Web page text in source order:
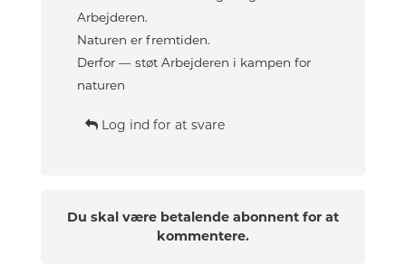
Arbejderen.
Naturen er fremtiden.
Derfor — støt Arbejderen i kampen for
naturen
Log ind for at svare
Du skal være betalende abonnent for at
kommentere.